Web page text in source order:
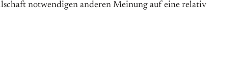
notwendigen anderen Meinung auf eine relativ